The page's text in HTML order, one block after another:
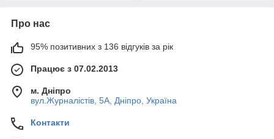
Про нас
95% позитивних з 136 відгуків за рік
Працює з 07.02.2013
м. Дніпро
вул.Журналістів, 5А, Дніпро, Україна
Контакти